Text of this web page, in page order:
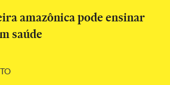
amazônica pode ensinar
saúde